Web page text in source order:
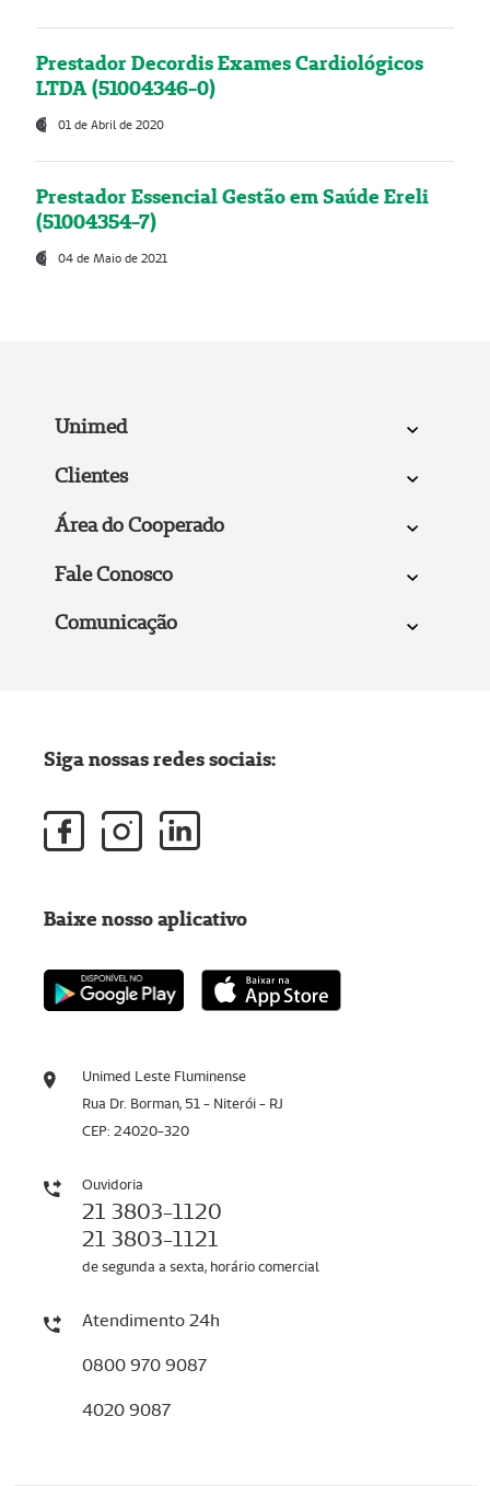
Prestador Decordis Exames Cardiológicos
LTDA (51004346-0)
01 de Abril de 2020
Prestador Essencial Gestão em Saúde Ereli
(51004354-7)
04 de Maio de 2021
Unimed
Clientes
Área do Cooperado
Fale Conosco
Comunicação
Unimed Leste Fluminense
Rua Dr. Borman, 51 - Niterói - RJ
CEP: 24020-320
Ouvidoria
21 3803-1120
21 3803-1121
de segunda a sexta, horário comercial
Atendimento 24h
0800 970 9087
4020 9087
Siga nossas redes sociais:
Baixe nosso aplicativo